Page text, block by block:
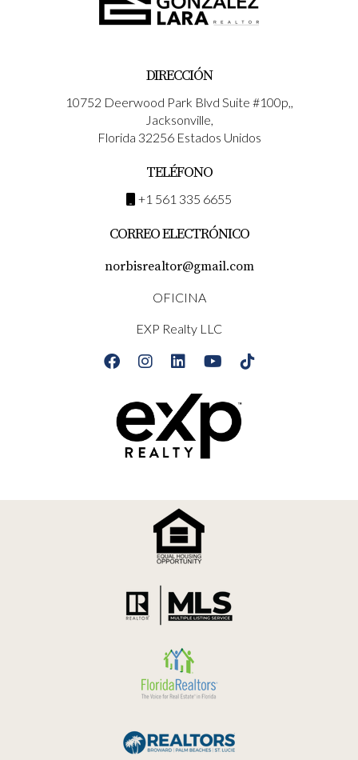
DIRECCIÓN
10752 Deerwood Park Blvd Suite #100p,,
Jacksonville,
Florida 32256 Estados Unidos
TELÉFONO
+1 561 335 6655
CORREO ELECTRÓNICO
norbisrealtor@gmail.com
OFICINA
EXP Realty LLC